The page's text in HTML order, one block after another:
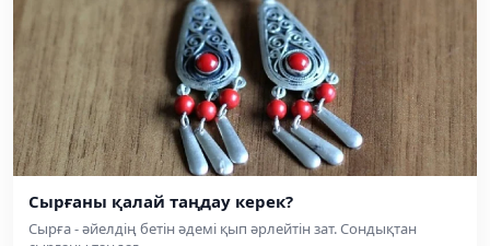
Сырғаны қалай таңдау керек?
Сырға - әйелдің бетін әдемі қып әрлейтін зат. Сондықтан